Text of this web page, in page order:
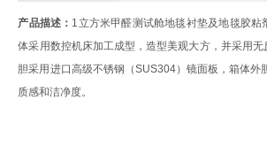
产品描述： 1立方米甲醛测试舱地毯衬垫及地毯胶粘
体采用数控机床加工成型，造型美观大方，并采用
胆采用进口高级不锈钢（SUS304）镜面板，箱体外
质感和洁净度。